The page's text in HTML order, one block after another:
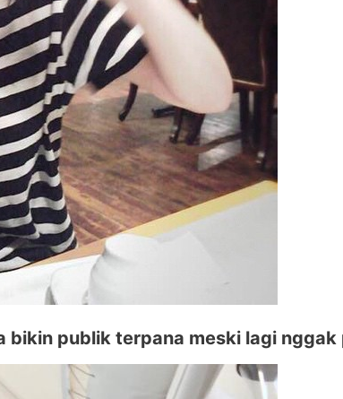
bikin publik terpana meski lagi